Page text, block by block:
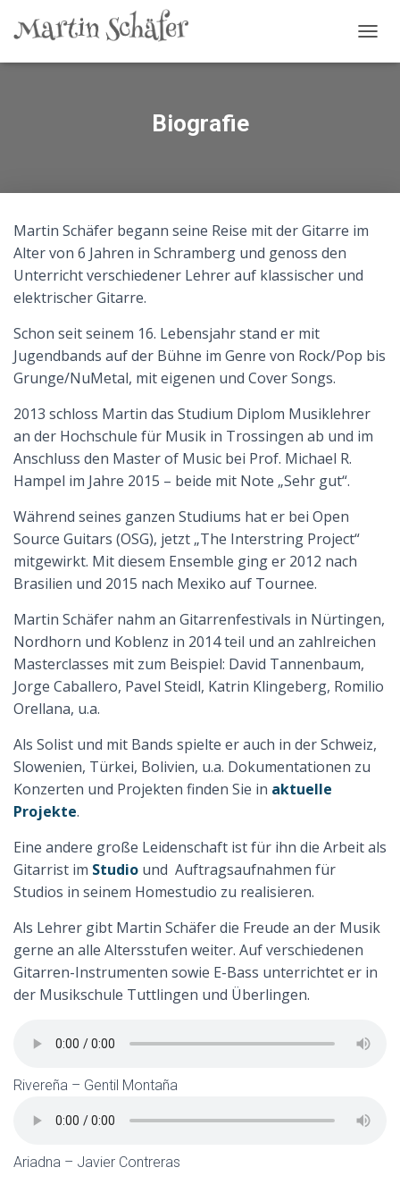
A
M
E
Biografie
Martin Schäfer begann seine Reise mit der Gitarre im
Alter von 6 Jahren in Schramberg und genoss den
Unterricht verschiedener Lehrer auf klassischer und
elektrischer Gitarre.
Schon seit seinem 16. Lebensjahr stand er mit
Jugendbands auf der Bühne im Genre von Rock/Pop bis
Grunge/NuMetal, mit eigenen und Cover Songs.
2013 schloss Martin das Studium Diplom Musiklehrer
an der Hochschule für Musik in Trossingen ab und im
Anschluss den Master of Music bei Prof. Michael R.
Hampel im Jahre 2015 – beide mit Note „Sehr gut“.
Während seines ganzen Studiums hat er bei Open
Source Guitars (OSG), jetzt „The Interstring Project“
mitgewirkt. Mit diesem Ensemble ging er 2012 nach
Brasilien und 2015 nach Mexiko auf Tournee.
Martin Schäfer nahm an Gitarrenfestivals in Nürtingen,
Nordhorn und Koblenz in 2014 teil und an zahlreichen
Masterclasses mit zum Beispiel: David Tannenbaum,
Jorge Caballero, Pavel Steidl, Katrin Klingeberg, Romilio
Orellana, u.a.
Als Solist und mit Bands spielte er auch in der Schweiz,
Slowenien, Türkei, Bolivien, u.a. Dokumentationen zu
Konzerten und Projekten finden Sie in aktuelle
Projekte.
Eine andere große Leidenschaft ist für ihn die Arbeit als
Gitarrist im Studio und Auftragsaufnahmen für
Studios in seinem Homestudio zu realisieren.
Als Lehrer gibt Martin Schäfer die Freude an der Musik
gerne an alle Altersstufen weiter. Auf verschiedenen
Gitarren-Instrumenten sowie E-Bass unterrichtet er in
der Musikschule Tuttlingen und Überlingen.
Rivereña – Gentil Montaña
Ariadna – Javier Contreras